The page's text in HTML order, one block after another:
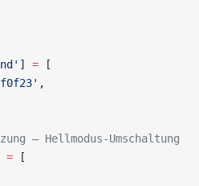
] = [
,
— Hellmodus-Umschaltung
= [